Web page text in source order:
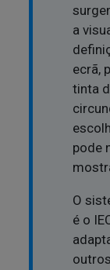
a
ecrã,
tinta
pode
O
é o